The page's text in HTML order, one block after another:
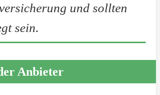
und sollten
sein.
Anbieter